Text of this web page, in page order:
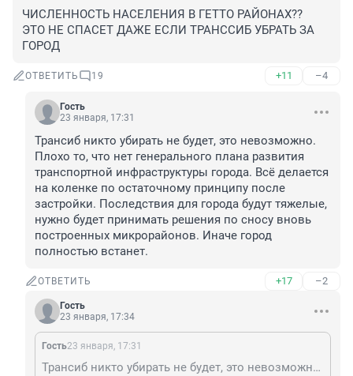
ЧИСЛЕННОСТЬ НАСЕЛЕНИЯ В ГЕТТО РАЙОНАХ??
ЭТО НЕ СПАСЕТ ДАЖЕ ЕСЛИ ТРАНССИБ УБРАТЬ ЗА
ГОРОД
ОТВЕТИТЬ 19 +11 –4
Гость
23 января, 17:31
Трансиб никто убирать не будет, это невозможно.
Плохо то, что нет генерального плана развития
транспортной инфраструктуры города. Всё делается
на коленке по остаточному принципу после
застройки. Последствия для города будут тяжелые,
нужно будет принимать решения по сносу вновь
построенных микрорайонов. Иначе город
полностью встанет.
ОТВЕТИТЬ +17 –2
Гость
23 января, 17:34
Гость23 января, 17:31
Трансиб никто убирать не будет, это невозможно. Плохо то, что нет генерального плана развития транспортной инфраструктуры города. Всё делается на коленке по остаточному принципу после застройки. Последствия для города будут тяжелые, нужно будет принимать решения по сносу вновь построенных микрорайонов. Иначе город полностью встанет.